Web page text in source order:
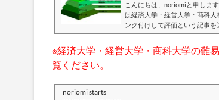
こんにちは、noriomiと申しま
は経済大学・経営大学・商科大
ンク付けして評価という記事
学部系の学部はかなりメジャ
般的には総合大学が多いので
くつかあります。総合大学には
※経済大学・経営大学・商科大学の難
覧ください。
noriomi starts